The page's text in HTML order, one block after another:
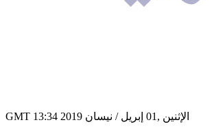
GMT 13:34 2019 الإثنين ,01 إبريل / نيسان